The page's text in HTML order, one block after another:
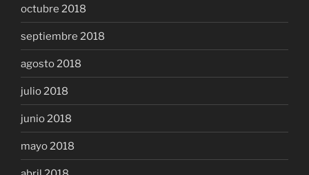
octubre 2018
septiembre 2018
agosto 2018
julio 2018
junio 2018
mayo 2018